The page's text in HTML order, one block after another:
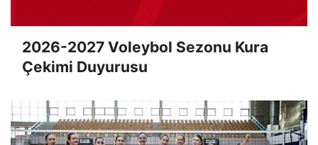
2026-2027 Voleybol Sezonu Kura
Çekimi Duyurusu